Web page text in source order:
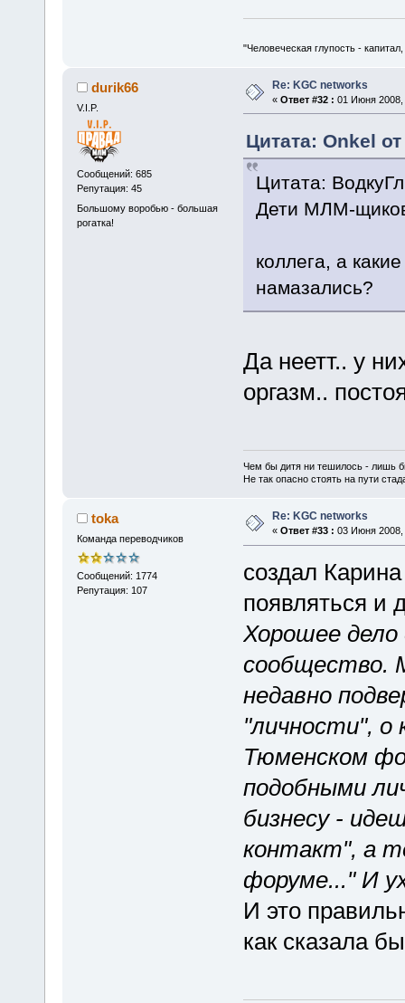
"Человеческая глупость -
durik66
V.I.P.
Сообщений: 685
Репутация: 45
Большому воробью - большая
рогатка!
Re: KGC networks
« Ответ #32 : 01 Июня 2008,
Цитата: Onkel
Цитата:
Дети МЛМ-
коллега, а
намазались?
Да неетт.. у
оргазм..
Чем бы дитя ни тешилось - лишь
Не так опасно стоять на пути
toka
Команда переводчиков
Сообщений: 1774
Репутация: 107
Re: KGC networks
« Ответ #33 : 03 Июня 2008,
создал
появляться
Хорошее дело
сообщество.
недавно
"личности",
Тюменском
подобными
бизнесу -
контакт", а
форуме..." И
И это
как сказала